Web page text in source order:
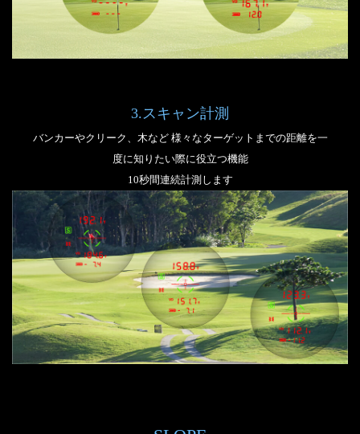
3.スキャン計測
バンカーやクリーク、木など 様々なターゲットまでの距離を一
度に知りたい際に役立つ機能
10秒間連続計測します